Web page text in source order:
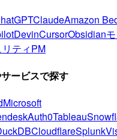
ClaudeAmazon
DevinCursorObsidian
ティPM
ービスで探す
Microsoft
Auth0Tableau
CloudflareSplunk